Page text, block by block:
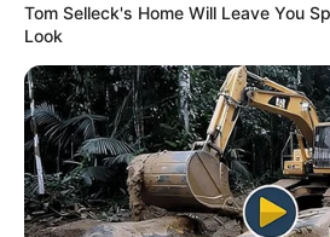
Fränkische Schweiz
und viele auf
und Burgruinen
Bamberg,BayreuthundNürnberg
Mittelgebirgsregion ein
weshalb die Fränkische Schweiz
Urlaubsgebiet für den so
Tom Selleck's Home Will Leave You
Look